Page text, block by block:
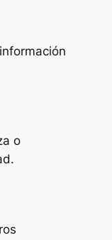
o